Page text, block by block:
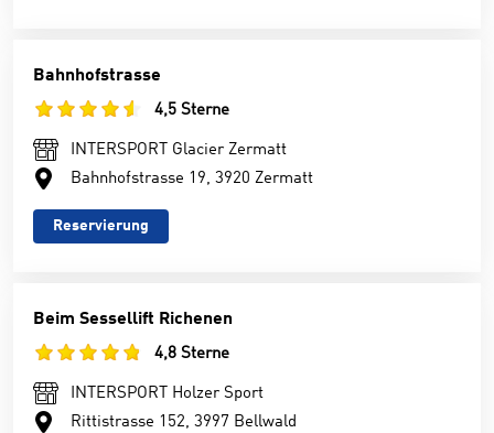
Bahnhofstrasse
4,5 Sterne
INTERSPORT Glacier Zermatt
Bahnhofstrasse 19, 3920 Zermatt
Reservierung
Beim Sessellift Richenen
4,8 Sterne
INTERSPORT Holzer Sport
Rittistrasse 152, 3997 Bellwald